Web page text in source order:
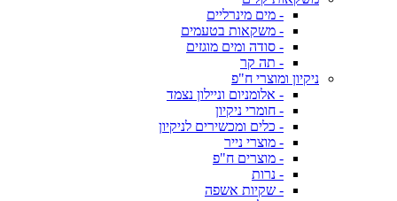
- מים מינרליים
- משקאות בטעמים
- סודה ומים מוגזים
- תה קר
ניקיון ומוצרי ח"פ
- אלומניום וניילון נצמד
- חומרי ניקיון
- כלים ומכשירים לניקיון
- מוצרי נייר
- מוצרים ח"פ
- נרות
- שקיות אשפה